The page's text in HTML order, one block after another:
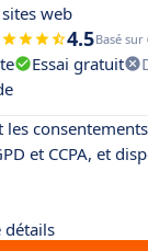
web
4.5Basé sur
Essai gratuit
les
et CCPA, et
détails